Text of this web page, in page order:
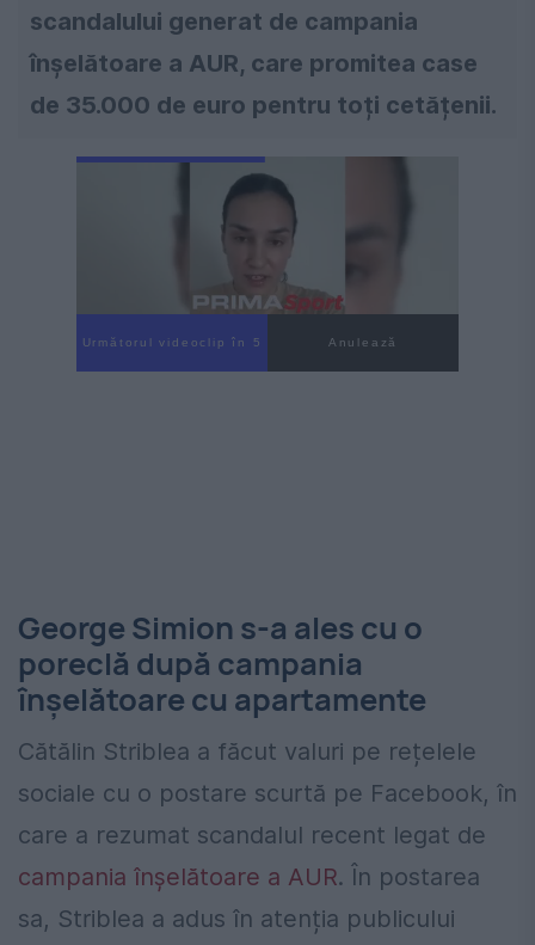
scandalului generat de campania
înșelătoare a AUR, care promitea case
de 35.000 de euro pentru toți cetățenii.
Următorul videoclip în 3 Anulează
George Simion s-a ales cu o
poreclă după campania
înșelătoare cu apartamente
Cătălin Striblea a făcut valuri pe rețelele
sociale cu o postare scurtă pe Facebook, în
care a rezumat scandalul recent legat de
campania înșelătoare a AUR. În postarea
sa, Striblea a adus în atenția publicului